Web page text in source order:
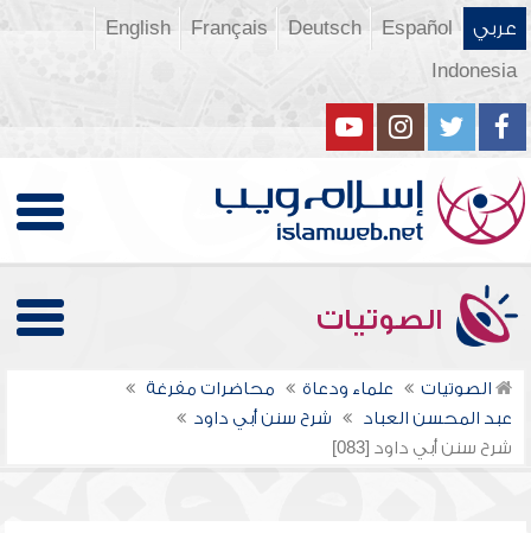
عربي Español
Deutsch
Français
English
Indonesia
الصوتيات
الصوتيات علماء ودعاة
محاضرات مفرغة
عبد المحسن العباد
شرح سنن أبي داود
شرح سنن أبي داود [083]